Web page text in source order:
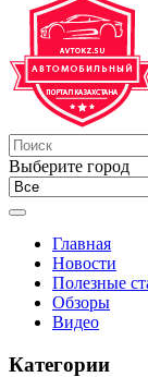
Выберите город
Главная
Новости
Полезные
Обзоры
Видео
Категории